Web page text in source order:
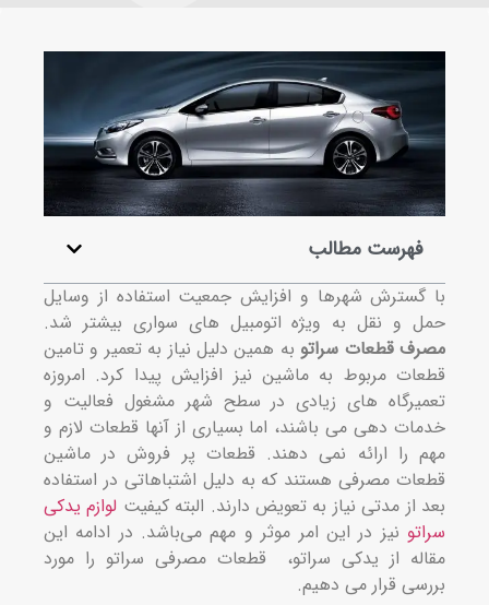
فهرست مطالب
شهرها و افزایش جمعیت استفاده از وسایل
و نقل به ویژه اتومبیل‌ های سواری بیشتر شد.
قطعات سراتوبه همین دلیل نیاز به تعمیر و تامین
مربوط به ماشین نیز افزایش پیدا کرد. امروزه
های زیادی در سطح شهر مشغول فعالیت و
دهی می‌ باشند، اما بسیاری از آنها قطعات لازم و
را ارائه نمی‌ دهند. قطعات پر فروش در ماشین
مصرفی هستند که به دلیل اشتباهاتی در استفاده
از مدتی نیاز به تعویض دارند. البته کیفیتلوازم یدکی
نیز در این امر موثر و مهم می‌باشد. در ادامه این
از یدکی سراتو، قطعات مصرفی سراتو را مورد
قرار می‌ دهیم.